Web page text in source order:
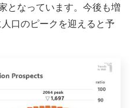
となっています。今後も増
口のピークを迎えると予